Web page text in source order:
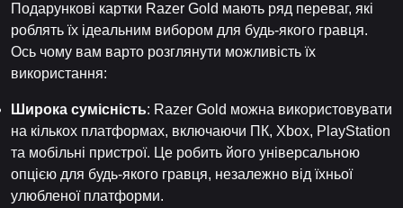
Подарункові картки Razer Gold мають ряд переваг, які
роблять їх ідеальним вибором для будь-якого гравця.
Ось чому вам варто розглянути можливість їх
використання:
Широка сумісність: Razer Gold можна використовувати
на кількох платформах, включаючи ПК, Xbox, PlayStation
та мобільні пристрої. Це робить його універсальною
опцією для будь-якого гравця, незалежно від їхньої
улюбленої платформи.